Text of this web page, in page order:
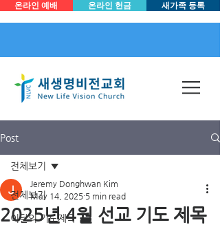
온라인 예배 온라인 헌금 새가족 등록
Post
전체보기
이달의 기도제목
전체보기
2025년 4월 선교 기도 제목
Jeremy Donghwan Kim
May 14, 2025 5 min read